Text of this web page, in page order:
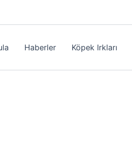
Haberler Köpek Irkları